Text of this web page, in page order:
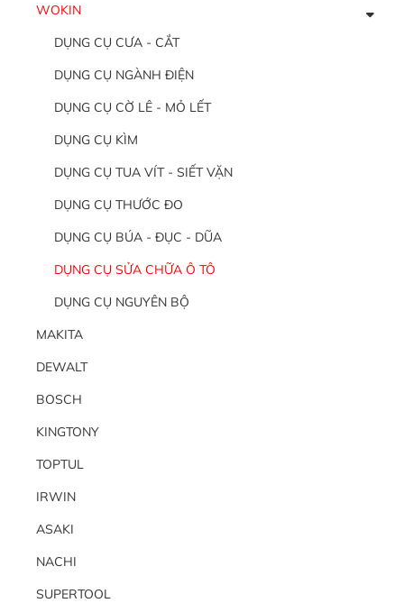
WOKIN
DỤNG CỤ CƯA - CẮT
DỤNG CỤ NGÀNH ĐIỆN
DỤNG CỤ CỜ LÊ - MỎ LẾT
DỤNG CỤ KÌM
DỤNG CỤ TUA VÍT - SIẾT VẶN
DỤNG CỤ THƯỚC ĐO
DỤNG CỤ BÚA - ĐỤC - DŨA
DỤNG CỤ SỬA CHỮA Ô TÔ
DỤNG CỤ NGUYÊN BỘ
MAKITA
DEWALT
BOSCH
KINGTONY
TOPTUL
IRWIN
ASAKI
NACHI
SUPERTOOL